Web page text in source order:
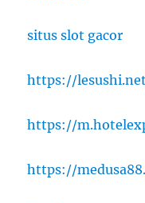
situs slot gacor
https://
https://
https://